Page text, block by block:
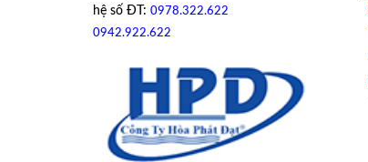
hệ số ĐT: 0978.322.622
0942.922.622